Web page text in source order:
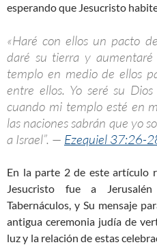
esperando que Jesucristo
«Haré con ellos un pacto
daré su tierra y
templo en medio de ellos
entre ellos. Yo seré su
cuando mi templo esté en
las naciones sabrán que yo
a Israel”. — Ezequiel 37:26-
En la parte 2 de este artículo
Jesucristo fue a
Tabernáculos, y Su mensaje
antigua ceremonia judía de
luz y la relación de estas